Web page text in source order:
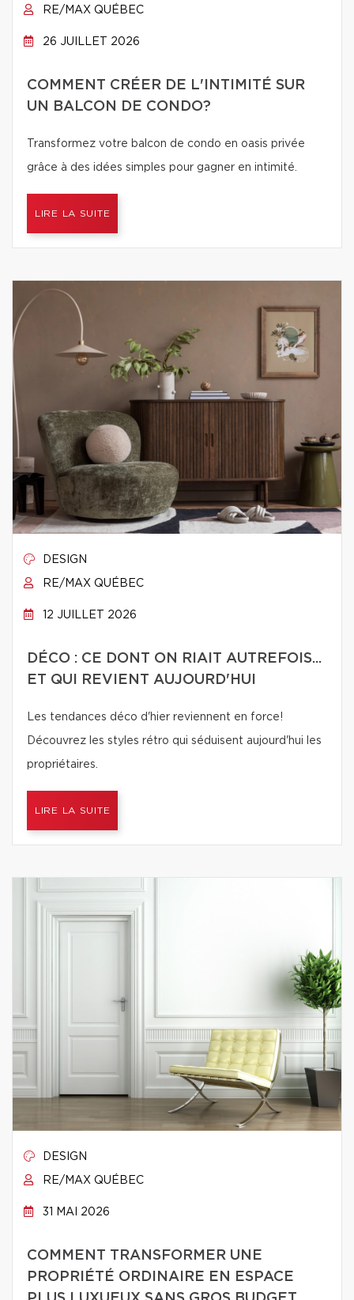
RE/MAX QUÉBEC
26 JUILLET 2026
COMMENT CRÉER DE L'INTIMITÉ SUR
UN BALCON DE CONDO?
Transformez votre balcon de condo en oasis privée
grâce à des idées simples pour gagner en intimité.
LIRE LA SUITE
DESIGN
RE/MAX QUÉBEC
12 JUILLET 2026
DÉCO : CE DONT ON RIAIT AUTREFOIS...
ET QUI REVIENT AUJOURD'HUI
Les tendances déco d'hier reviennent en force!
Découvrez les styles rétro qui séduisent aujourd'hui les
propriétaires.
LIRE LA SUITE
DESIGN
RE/MAX QUÉBEC
31 MAI 2026
COMMENT TRANSFORMER UNE
PROPRIÉTÉ ORDINAIRE EN ESPACE